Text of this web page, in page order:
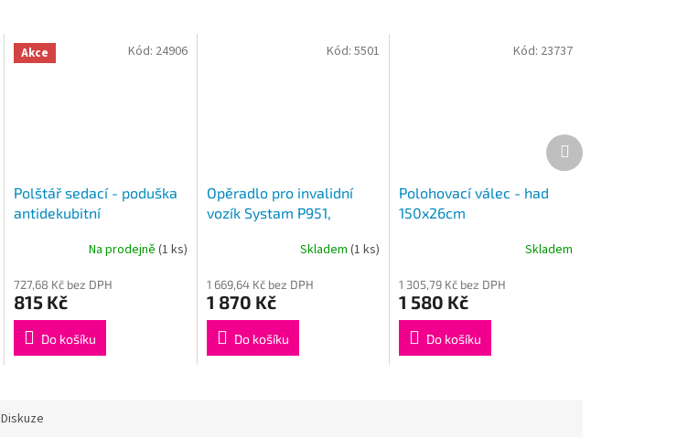
Akce
Polštář sedací - poduška
antidekubitní
Na prodejně (1 ks)
727,68 Kč bez DPH
815 Kč
Do košíku
Kód: 24906
Opěradlo pro invalidní
vozík Systam P951,
opěradlo Viscoflex s
Skladem(1 ks)
1 669,64 Kč bez DPH
1 870 Kč
Do košíku
Kód:5501
Polohovací válec - had
150x26cm
Skladem
1 305,79 Kč bez DPH
1 580 Kč
Do košíku
Kód: 23737
Další
produkt
Diskuze